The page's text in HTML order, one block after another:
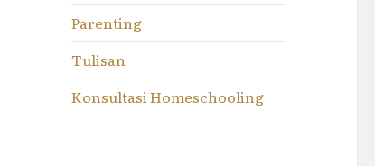
Parenting
Tulisan
Konsultasi Homeschooling